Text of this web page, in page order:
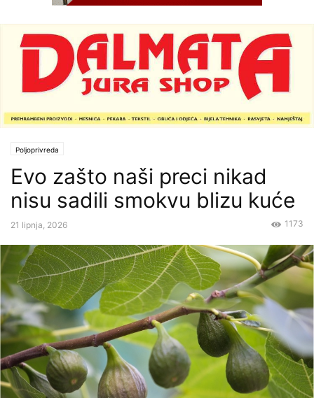
Poljoprivreda
Evo zašto naši preci nikad
nisu sadili smokvu blizu kuće
21 lipnja, 2026 1173